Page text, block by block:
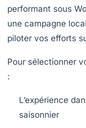
performant sous
une campagne
piloter vos efforts
Pour sélectionner
:
L’expérience
saisonnier